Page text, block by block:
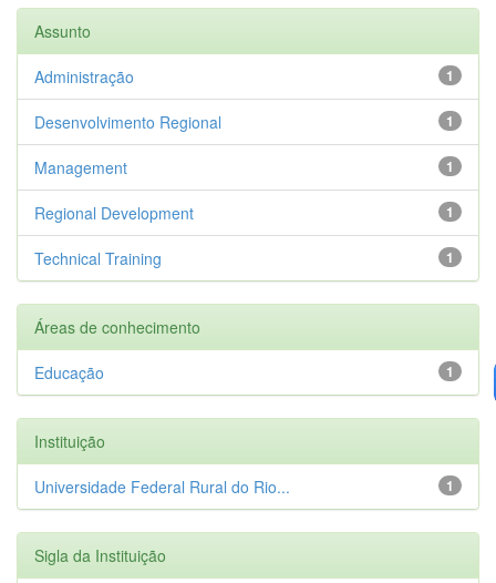
Assunto
1
Administração
1
Desenvolvimento Regional
1
Management
1
Regional Development
1
Technical Training
Áreas de conhecimento
1
Educação
Instituição
1
Universidade Federal Rural do Rio...
Sigla da Instituição